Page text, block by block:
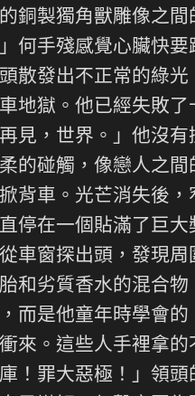
銅製獨角獸雕像之
何手殘感覺心臟快
散發出不正常的綠
地獄。他已經失敗
見，世界。」他沒
的碰觸，像戀人之
背車。光芒消失後
停在一個貼滿了巨
車窗探出頭，發現
和劣質香水的混合
而是他童年時學會
來。這些人手裡拿的
！罪大惡極！」領